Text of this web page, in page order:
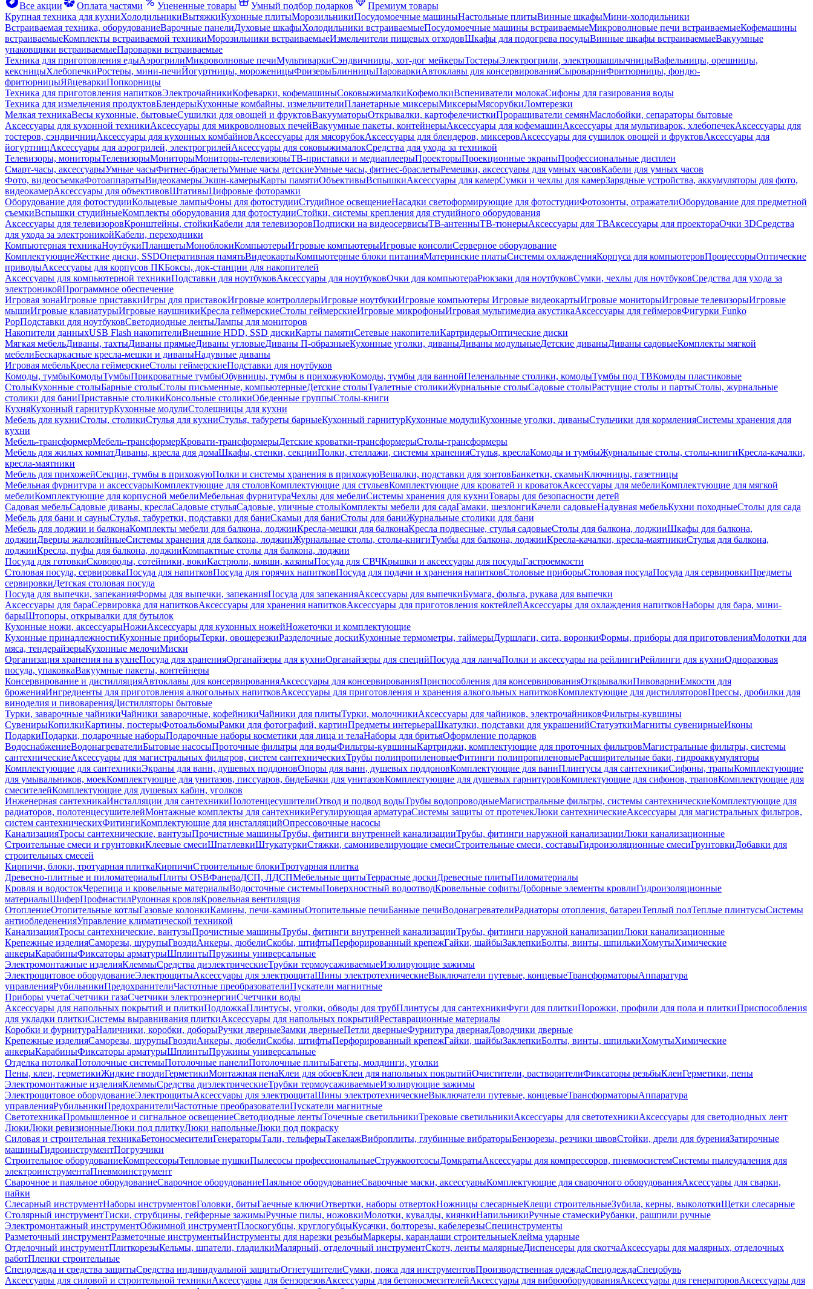
Все акции
Оплата частями Уцененные товары Умный подбор подарков
Премиум товары
Крупная техника для кухниХолодильникиВытяжкиКухонные плитыМорозильникиПосудомоечные машиныНастольные плитыВинные шкафыМини-холодильники
Встраиваемая техника, оборудованиеВарочные панелиДуховые шкафыХолодильники встраиваемыеПосудомоечные машины встраиваемыеМикроволновые печи встраиваемыеКофемашины
встраиваемыеКомплекты встраиваемой техникиМорозильники встраиваемыеИзмельчители пищевых отходовШкафы для подогрева посудыВинные шкафы встраиваемыеВакуумные
упаковщики встраиваемыеПароварки встраиваемые
Техника для приготовления едыАэрогрилиМикроволновые печиМультиваркиСэндвичницы, хот-дог мейкерыТостерыЭлектрогрили, электрошашлычницыВафельницы, орешницы,
кексницыХлебопечкиРостеры, мини-печиЙогуртницы, мороженицыФризерыБлинницыПароваркиАвтоклавы для консервированияСыроварниФритюрницы, фондю-
фритюрницыЯйцеваркиПопкорницы
Техника для приготовления напитковЭлектрочайникиКофеварки, кофемашиныСоковыжималкиКофемолкиВспениватели молокаСифоны для газирования воды
Техника для измельчения продуктовБлендерыКухонные комбайны, измельчителиПланетарные миксерыМиксерыМясорубкиЛомтерезки
Мелкая техникаВесы кухонные, бытовыеСушилки для овощей и фруктовВакууматорыОткрывалки, картофелечисткиПроращиватели семянМаслобойки, сепараторы бытовые
Аксессуары для кухонной техникиАксессуары для микроволновых печейВакуумные пакеты, контейнерыАксессуары для кофемашинАксессуары для мультиварок, хлебопечекАксессуары для
тостеров, сэндвичницАксессуары для кухонных комбайновАксессуары для мясорубокАксессуары для блендеров, миксеровАксессуары для сушилок овощей и фруктовАксессуары для
йогуртницАксессуары для аэрогрилей, электрогрилейАксессуары для соковыжималокСредства для ухода за техникой
Телевизоры, мониторыТелевизорыМониторыМониторы-телевизорыТВ-приставки и медиаплеерыПроекторыПроекционные экраныПрофессиональные дисплеи
Смарт-часы, аксессуарыУмные часыФитнес-браслетыУмные часы детскиеУмные часы, фитнес-браслетыРемешки, аксессуары для умных часовКабели для умных часов
Фото, видеосъемкаФотоаппаратыВидеокамерыЭкшн-камерыКарты памятиОбъективыВспышкиАксессуары для камерСумки и чехлы для камерЗарядные устройства, аккумуляторы для фото,
видеокамерАксессуары для объективовШтативыЦифровые фоторамки
Оборудование для фотостудииКольцевые лампыФоны для фотостудииСтудийное освещениеНасадки светоформирующие для фотостудииФотозонты, отражателиОборудование для предметной
съемкиВспышки студийныеКомплекты оборудования для фотостудииСтойки, системы крепления для студийного оборудования
Аксессуары для телевизоровКронштейны, стойкиКабели для телевизоровПодписки на видеосервисыТВ-антенныТВ-тюнерыАксессуары для ТВАксессуары для проектораОчки 3DСредства
для ухода за электроникойКабели, переходники
Компьютерная техникаНоутбукиПланшетыМоноблокиКомпьютерыИгровые компьютерыИгровые консолиСерверное оборудование
КомплектующиеЖесткие диски, SSDОперативная памятьВидеокартыКомпьютерные блоки питанияМатеринские платыСистемы охлажденияКорпуса для компьютеровПроцессорыОптические
приводыАксессуары для корпусов ПКБоксы, док-станции для накопителей
Аксессуары для компьютерной техникиПодставки для ноутбуковАксессуары для ноутбуковОчки для компьютераРюкзаки для ноутбуковСумки, чехлы для ноутбуковСредства для ухода за
электроникойПрограммное обеспечение
Игровая зонаИгровые приставкиИгры для приставокИгровые контроллерыИгровые ноутбукиИгровые компьютеры Игровые видеокартыИгровые мониторыИгровые телевизорыИгровые
мышиИгровые клавиатурыИгровые наушникиКресла геймерскиеСтолы геймерскиеИгровые микрофоныИгровая мультимедиа акустикаАксессуары для геймеровФигурки Funko
PopПодставки для ноутбуковСветодиодные лентыЛампы для мониторов
Накопители данныхUSB Flash накопителиВнешние HDD, SSD дискиКарты памятиСетевые накопителиКартридерыОптические диски
Мягкая мебельДиваны, тахтыДиваны прямыеДиваны угловыеДиваны П-образныеКухонные уголки, диваныДиваны модульныеДетские диваныДиваны садовыеКомплекты мягкой
мебелиБескаркасные кресла-мешки и диваныНадувные диваны
Игровая мебельКресла геймерскиеСтолы геймерскиеПодставки для ноутбуков
Комоды, тумбыКомодыТумбыПрикроватные тумбыОбувницы, тумбы в прихожуюКомоды, тумбы для ваннойПеленальные столики, комодыТумбы под ТВКомоды пластиковые
СтолыКухонные столыБарные столыСтолы письменные, компьютерныеДетские столыТуалетные столикиЖурнальные столыСадовые столыРастущие столы и партыСтолы, журнальные
столики для баниПриставные столикиКонсольные столикиОбеденные группыСтолы-книги
КухняКухонный гарнитурКухонные модулиСтолешницы для кухни
Мебель для кухниСтолы, столикиСтулья для кухниСтулья, табуреты барныеКухонный гарнитурКухонные модулиКухонные уголки, диваныСтульчики для кормленияСистемы хранения для
кухни
Мебель-трансформерМебель-трансформерКровати-трансформерыДетские кроватки-трансформерыСтолы-трансформеры
Мебель для жилых комнатДиваны, кресла для домаШкафы, стенки, секцииПолки, стеллажи, системы храненияСтулья, креслаКомоды и тумбыЖурнальные столы, столы-книгиКресла-качалки,
кресла-маятники
Мебель для прихожейСекции, тумбы в прихожуюПолки и системы хранения в прихожуюВешалки, подставки для зонтовБанкетки, скамьиКлючницы, газетницы
Мебельная фурнитура и аксессуарыКомплектующие для столовКомплектующие для стульевКомплектующие для кроватей и кроватокАксессуары для мебелиКомплектующие для мягкой
мебелиКомплектующие для корпусной мебелиМебельная фурнитураЧехлы для мебелиСистемы хранения для кухниТовары для безопасности детей
Садовая мебельСадовые диваны, креслаСадовые стульяСадовые, уличные столыКомплекты мебели для садаГамаки, шезлонгиКачели садовыеНадувная мебельКухни походныеСтолы для сада
Мебель для бани и сауныСтулья, табуретки, подставки для баниСкамьи для баниСтолы для баниЖурнальные столики для бани
Мебель для лоджии и балконаКомплекты мебели для балкона, лоджииКресла-мешки для балконаКресла подвесные, стулья садовыеСтолы для балкона, лоджииШкафы для балкона,
лоджииДверцы жалюзийныеСистемы хранения для балкона, лоджииЖурнальные столы, столы-книгиТумбы для балкона, лоджииКресла-качалки, кресла-маятникиСтулья для балкона,
лоджииКресла, пуфы для балкона, лоджииКомпактные столы для балкона, лоджии
Посуда для готовкиСковороды, сотейники, вокиКастрюли, ковши, казаныПосуда для СВЧКрышки и аксессуары для посудыГастроемкости
Столовая посуда, сервировкаПосуда для напитковПосуда для горячих напитковПосуда для подачи и хранения напитковСтоловые приборыСтоловая посудаПосуда для сервировкиПредметы
сервировкиДетская столовая посуда
Посуда для выпечки, запеканияФормы для выпечки, запеканияПосуда для запеканияАксессуары для выпечкиБумага, фольга, рукава для выпечки
Аксессуары для бараСервировка для напитковАксессуары для хранения напитковАксессуары для приготовления коктейлейАксессуары для охлаждения напитковНаборы для бара, мини-
барыШтопоры, открывалки для бутылок
Кухонные ножи, аксессуарыНожиАксессуары для кухонных ножейНожеточки и комплектующие
Кухонные принадлежностиКухонные приборыТерки, овощерезкиРазделочные доскиКухонные термометры, таймерыДуршлаги, сита, воронкиФормы, приборы для приготовленияМолотки для
мяса, тендерайзерыКухонные мелочиМиски
Организация хранения на кухнеПосуда для храненияОрганайзеры для кухниОрганайзеры для специйПосуда для ланчаПолки и аксессуары на рейлингиРейлинги для кухниОдноразовая
посуда, упаковкаВакуумные пакеты, контейнеры
Консервирование и дистилляцияАвтоклавы для консервированияАксессуары для консервированияПриспособления для консервированияОткрывалкиПивоварниЕмкости для
броженияИнгредиенты для приготовления алкогольных напитковАксессуары для приготовления и хранения алкогольных напитковКомплектующие для дистилляторовПрессы, дробилки для
виноделия и пивоваренияДистилляторы бытовые
Турки, заварочные чайникиЧайники заварочные, кофейникиЧайники для плитыТурки, молочникиАксессуары для чайников, электрочайниковФильтры-кувшины
СувенирыКопилкиКартины, постерыФотоальбомыРамки для фотографий, картинПредметы интерьераШкатулки, подставки для украшенийСтатуэткиМагниты сувенирныеИконы
ПодаркиПодарки, подарочные наборыПодарочные наборы косметики для лица и телаНаборы для бритьяОформление подарков
ВодоснабжениеВодонагревателиБытовые насосыПроточные фильтры для водыФильтры-кувшиныКартриджи, комплектующие для проточных фильтровМагистральные фильтры, системы
сантехническиеАксессуары для магистральных фильтров, систем сантехническихТрубы полипропиленовыеФитинги полипропиленовыеРасширительные баки, гидроаккумуляторы
Комплектующие для сантехникиЭкраны для ванн, душевых поддоновОпоры для ванн, душевых поддоновКомплектующие для ваннПлинтусы для сантехникиСифоны, трапыКомплектующие
для умывальников, моекКомплектующие для унитазов, писсуаров, бидеБачки для унитазовКомплектующие для душевых гарнитуровКомплектующие для сифонов, траповКомплектующие для
смесителейКомплектующие для душевых кабин, уголков
Инженерная сантехникаИнсталляции для сантехникиПолотенцесушителиОтвод и подвод водыТрубы водопроводныеМагистральные фильтры, системы сантехническиеКомплектующие для
радиаторов, полотенцесушителейМонтажные комплекты для сантехникиРегулирующая арматураСистемы защиты от протечекЛюки сантехническиеАксессуары для магистральных фильтров,
систем сантехническихФитингиКомплектующие для инсталляцийОпрессовочные насосы
КанализацияТросы сантехнические, вантузыПрочистные машиныТрубы, фитинги внутренней канализацииТрубы, фитинги наружной канализацииЛюки канализационные
Строительные смеси и грунтовкиКлеевые смесиШпатлевкиШтукатуркиСтяжки, самонивелирующие смесиСтроительные смеси, составыГидроизоляционные смесиГрунтовкиДобавки для
строительных смесей
Кирпичи, блоки, тротуарная плиткаКирпичиСтроительные блокиТротуарная плитка
Древесно-плитные и пиломатериалыПлиты OSBФанераДСП, ЛДСПМебельные щитыТеррасные доскиДревесные плитыПиломатериалы
Кровля и водостокЧерепица и кровельные материалыВодосточные системыПоверхностный водоотводКровельные софитыДоборные элементы кровлиГидроизоляционные
материалыШиферПрофнастилРулонная кровляКровельная вентиляция
ОтоплениеОтопительные котлыГазовые колонкиКамины, печи-каминыОтопительные печиБанные печиВодонагревателиРадиаторы отопления, батареиТеплый полТеплые плинтусыСистемы
антиобледененияУправление климатической техникой
КанализацияТросы сантехнические, вантузыПрочистные машиныТрубы, фитинги внутренней канализацииТрубы, фитинги наружной канализацииЛюки канализационные
Крепежные изделияСаморезы, шурупыГвоздиАнкеры, дюбелиСкобы, штифтыПерфорированный крепежГайки, шайбыЗаклепкиБолты, винты, шпилькиХомутыХимические
анкерыКарабиныФиксаторы арматурыШплинтыПружины универсальные
Электромонтажные изделияКлеммыСредства диэлектрическиеТрубки термоусаживаемыеИзолирующие зажимы
Электрощитовое оборудованиеЭлектрощитыАксессуары для электрощитаШины электротехническиеВыключатели путевые, концевыеТрансформаторыАппаратура
управленияРубильникиПредохранителиЧастотные преобразователиПускатели магнитные
Приборы учетаСчетчики газаСчетчики электроэнергииСчетчики воды
Аксессуары для напольных покрытий и плиткиПодложкаПлинтусы, уголки, обводы для трубПлинтусы для сантехникиФуги для плиткиПорожки, профили для пола и плиткиПриспособления
для укладки плиткиСистемы выравнивания плиткиАксессуары для напольных покрытийРеставрационные материалы
Коробки и фурнитураНаличники, коробки, доборыРучки дверныеЗамки дверныеПетли дверныеФурнитура двернаяДоводчики дверные
Крепежные изделияСаморезы, шурупыГвоздиАнкеры, дюбелиСкобы, штифтыПерфорированный крепежГайки, шайбыЗаклепкиБолты, винты, шпилькиХомутыХимические
анкерыКарабиныФиксаторы арматурыШплинтыПружины универсальные
Отделка потолкаПотолочные системыПотолочные панелиПотолочные плитыБагеты, молдинги, уголки
Пены, клеи, герметикиЖидкие гвоздиГерметикиМонтажная пенаКлеи для обоевКлеи для напольных покрытийОчистители, растворителиФиксаторы резьбыКлеиГерметики, пены
Электромонтажные изделияКлеммыСредства диэлектрическиеТрубки термоусаживаемыеИзолирующие зажимы
Электрощитовое оборудованиеЭлектрощитыАксессуары для электрощитаШины электротехническиеВыключатели путевые, концевыеТрансформаторыАппаратура
управленияРубильникиПредохранителиЧастотные преобразователиПускатели магнитные
СветотехникаПромышленное и сигнальное освещениеСветодиодные лентыТочечные светильникиТрековые светильникиАксессуары для светотехникиАксессуары для светодиодных лент
ЛюкиЛюки ревизионныеЛюки под плиткуЛюки напольныеЛюки под покраску
Силовая и строительная техникаБетоносмесителиГенераторыТали, тельферыТакелажВиброплиты, глубинные вибраторыБензорезы, резчики швовСтойки, дрели для буренияЗатирочные
машиныГидроинструментПогрузчики
Строительное оборудованиеКомпрессорыТепловые пушкиПылесосы профессиональныеСтружкоотсосыДомкратыАксессуары для компрессоров, пневмосистемСистемы пылеудаления для
электроинструментаПневмоинструмент
Сварочное и паяльное оборудованиеСварочное оборудованиеПаяльное оборудованиеСварочные маски, аксессуарыКомплектующие для сварочного оборудованияАксессуары для сварки,
пайки
Слесарный инструментНаборы инструментовГоловки, битыГаечные ключиОтвертки, наборы отвертокНожницы слесарныеКлещи строительныеЗубила, керны, выколоткиЩетки слесарные
Столярный инструментТиски, струбцины, гейферные зажимыРучные пилы, ножовкиМолотки, кувалды, киянкиНапильникиРучные стамескиРубанки, рашпили ручные
Электромонтажный инструментОбжимной инструментПлоскогубцы, круглогубцыКусачки, болторезы, кабелерезыСпецинструменты
Разметочный инструментРазметочные инструментыИнструменты для нарезки резьбыМаркеры, карандаши строительныеКлейма ударные
Отделочный инструментПлиткорезыКельмы, шпатели, гладилкиМалярный, отделочный инструментСкотч, ленты малярныеДиспенсеры для скотчаАксессуары для малярных, отделочных
работПленки строительные
Спецодежда и средства защитыСредства индивидуальной защитыОгнетушителиСумки, пояса для инструментовПроизводственная одеждаСпецодеждаСпецобувь
Аксессуары для силовой и строительной техникиАксессуары для бензорезовАксессуары для бетоносмесителейАксессуары для виброоборудованияАксессуары для генераторовАксессуары для